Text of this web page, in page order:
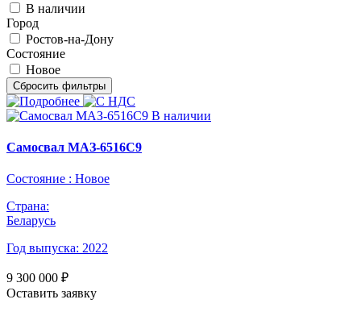
В наличии
Город
Ростов-на-Дону
Состояние
Новое
В наличии
Самосвал МАЗ-6516C9
Состояние : Новое
Страна:
Беларусь
Год выпуска: 2022
9 300 000 ₽
Оставить заявку